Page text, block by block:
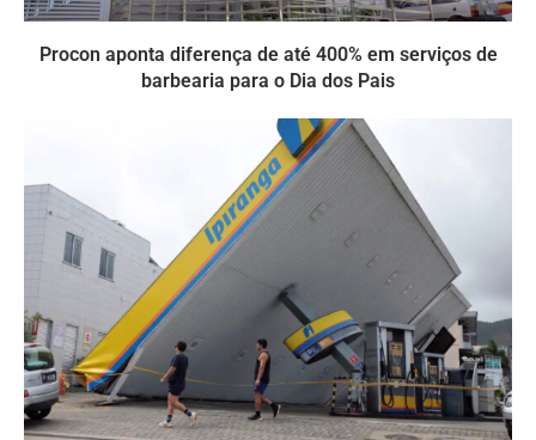
Procon aponta diferença de até 400% em serviços de
barbearia para o Dia dos Pais